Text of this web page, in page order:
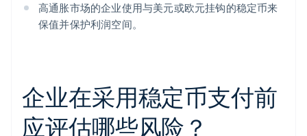
高通胀市场的企业使用与美元或欧元挂钩的稳定币来
保值并保护利润空间。
企业在采用稳定币支付前
应评估哪些风险？